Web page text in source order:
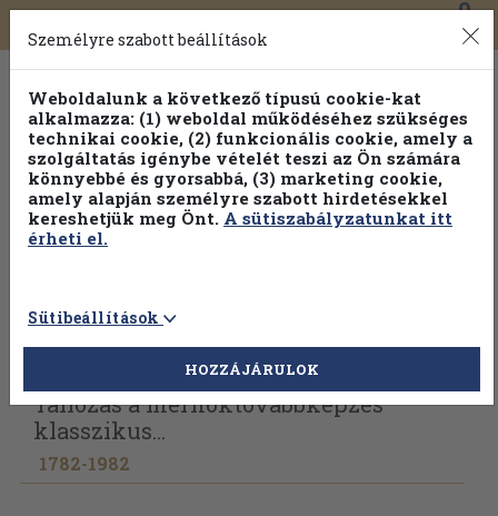
Toggle
navigation
0
Válogasson több mint 1.000.000 kiadványunk közül
100% kedvezménnyel!
Vissza az előző oldalra Válasszon példányt
Tallózás a mérnöktovábbképzés
klasszikus...
1782-1982
Személyre szabott beállítások
Weboldalunk a következő típusú cookie-kat
alkalmazza: (1) weboldal működéséhez szükséges
technikai cookie, (2) funkcionális cookie, amely a
szolgáltatás igénybe vételét teszi az Ön számára
könnyebbé és gyorsabbá, (3) marketing cookie,
amely alapján személyre szabott hirdetésekkel
kereshetjük meg Önt. A sütiszabályzatunkat itt
érheti el.
Sütibeállítások
HOZZÁJÁRULOK